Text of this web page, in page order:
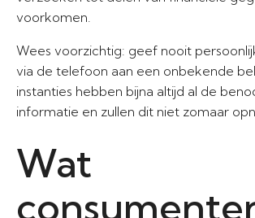
voorkomen.
Wees voorzichtig: geef nooit
via de telefoon aan een onbekende
instanties hebben bijna altijd al de
informatie en zullen dit niet zomaar
Wat